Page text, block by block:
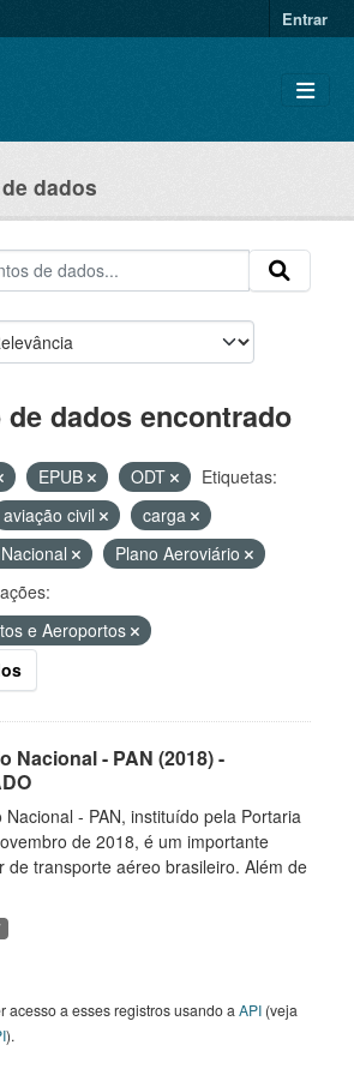
Entrar
dados
dados encontrado
EPUB ODT
Etiquetas:
aviação civil
carga
Plano Aeroviário
e Aeroportos
Nacional - PAN (2018) -
- PAN, instituído pela Portaria
de 2018, é um importante
de transporte aéreo brasileiro. Além de
acesso a esses registros usando a API (veja
).